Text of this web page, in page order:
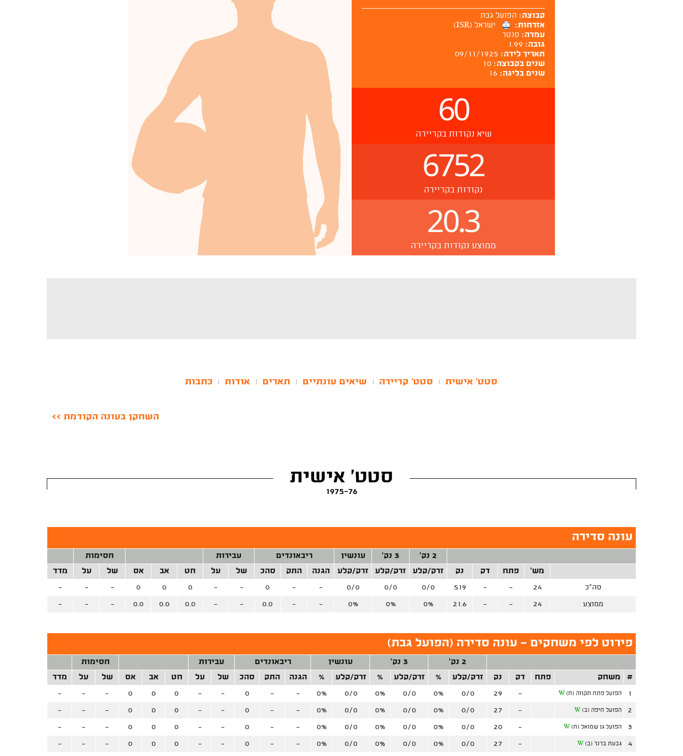
קבוצה: הפועל גבת
אזרחות:
ישראל (ISR)
עמדה: סנטר
גובה: 1.99
תאריך לידה: 09/11/1925
שנים בקבוצה: 10
שנים בליגה: 16
60
שיא נקודות בקריירה
6752
נקודות בקריירה
20.3
ממוצע נקודות בקריירה
סטט' אישית סטט' קריירה שיאים עונתיים תארים אודות כתבות
השחקן בעונה הקודמת >>
סטט' אישית
1975-76
עונה סדירה
2 נק' 3 נק' עונשין ריבאונדים עבירות
חסימות
מש'
פתח דק נק זרק/קלע זרק/קלע זרק/קלע הגנה התק סהכ של על חט אב אס של על מדד
סה"כ 24
-
-
519
0/0
0/0
0/0
-
-
0
-
-
0
0
0
-
-
-
ממוצע 24
-
-
21.6
0%
0%
0%
-
-
0.0
-
-
0.0
0.0
0.0
-
-
-
פירוט לפי משחקים - עונה סדירה (הפועל גבת)
2 נק' 3 נק' עונשין ריבאונדים עבירות
חסימות
#
משחק פתח דק נק זרק/קלע % זרק/קלע % זרק/קלע % הגנה התק סהכ של על חט אב אס של על מדד
1 הפועל פתח תקווה (ח) W
-
29
0/0
0%
0/0
0%
0/0
0%
-
-
0
-
-
0
0
0
-
-
-
2 הפועל חיפה (ב) W
-
27
0/0
0%
0/0
0%
0/0
0%
-
-
0
-
-
0
0
0
-
-
-
3 הפועל גן שמואל (ח) W
-
20
0/0
0%
0/0
0%
0/0
0%
-
-
0
-
-
0
0
0
-
-
-
4 גבעת ברנר (ב) W
-
27
0/0
0%
0/0
0%
0/0
0%
-
-
0
-
-
0
0
0
-
-
-